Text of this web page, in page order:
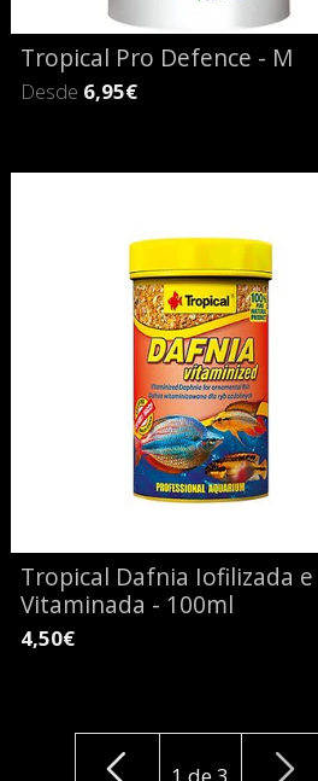
Tropical Pro Defence - M
Desde 6,95€
Tropical Dafnia Iofilizada e
Vitaminada - 100ml
4,50€
1 de 3